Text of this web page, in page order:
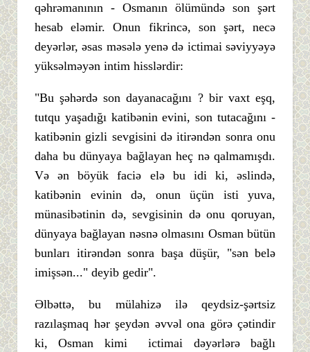
qəhrəmanının - Osmanın ölümündə son şərt
hesab eləmir. Onun fikrincə, son şərt, necə
deyərlər, əsas məsələ yenə də ictimai səviyyəyə
yüksəlməyən intim hisslərdir:
"Bu şəhərdə son dayanacağını ? bir vaxt eşq,
tutqu yaşadığı katibənin evini, son tutacağını -
katibənin gizli sevgisini də itirəndən sonra onu
daha bu dünyaya bağlayan heç nə qalmamışdı.
Və ən böyük faciə elə bu idi ki, əslində,
katibənin evinin də, onun üçün isti yuva,
münasibətinin də, sevgisinin də onu qoruyan,
dünyaya bağlayan nəsnə olmasını Osman bütün
bunları itirəndən sonra başa düşür, "sən belə
imişsən..." deyib gedir".
Əlbəttə, bu mülahizə ilə qeydsiz-şərtsiz
razılaşmaq hər şeydən əvvəl ona görə çətindir
ki, Osman kimi ictimai dəyərlərə bağlı